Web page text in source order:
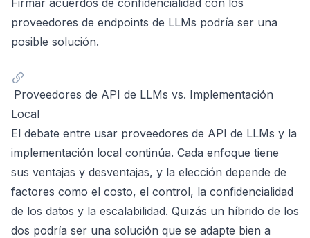
proveedores de endpoints de LLMs podría ser una
posible solución.
Proveedores de API de LLMs vs. Implementación
Local
El debate entre usar proveedores de API de LLMs y la
implementación local continúa. Cada enfoque tiene
sus ventajas y desventajas, y la elección depende de
factores como el costo, el control, la confidencialidad
de los datos y la escalabilidad. Quizás un híbrido de los
dos podría ser una solución que se adapte bien a